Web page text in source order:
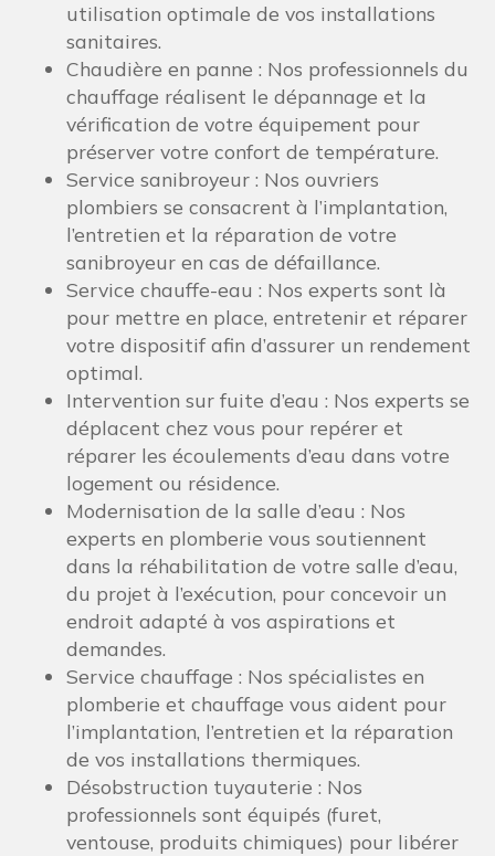
utilisation optimale de vos installations
sanitaires.
Chaudière en panne : Nos professionnels du
chauffage réalisent le dépannage et la
vérification de votre équipement pour
préserver votre confort de température.
Service sanibroyeur : Nos ouvriers
plombiers se consacrent à l’implantation,
l’entretien et la réparation de votre
sanibroyeur en cas de défaillance.
Service chauffe-eau : Nos experts sont là
pour mettre en place, entretenir et réparer
votre dispositif afin d’assurer un rendement
optimal.
Intervention sur fuite d’eau : Nos experts se
déplacent chez vous pour repérer et
réparer les écoulements d’eau dans votre
logement ou résidence.
Modernisation de la salle d’eau : Nos
experts en plomberie vous soutiennent
dans la réhabilitation de votre salle d’eau,
du projet à l’exécution, pour concevoir un
endroit adapté à vos aspirations et
demandes.
Service chauffage : Nos spécialistes en
plomberie et chauffage vous aident pour
l’implantation, l’entretien et la réparation
de vos installations thermiques.
Désobstruction tuyauterie : Nos
professionnels sont équipés (furet,
ventouse, produits chimiques) pour libérer